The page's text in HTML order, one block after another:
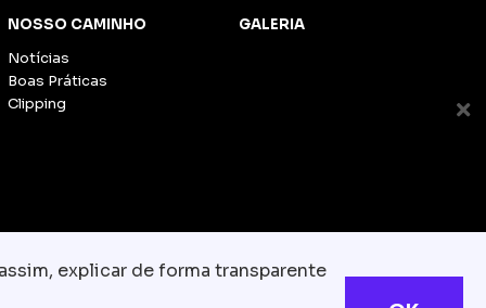
NOSSO CAMINHO
Notícias
Boas Práticas
Clipping
GALERIA
explicar de forma transparente